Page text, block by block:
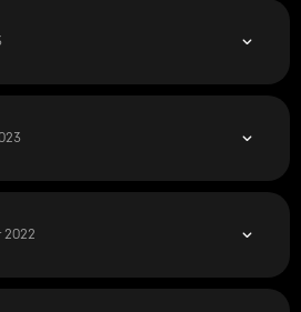
Autostart-Funktion.
für oben genannte Funktionen.
tauglich.
wichtigsten Features des Mods
erstellt werden.
2022